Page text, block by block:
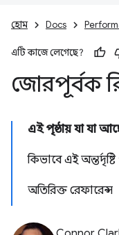
হোম Docs
এটি কাজে লেগেছে?
জোরপূর্বক
এই পৃষ্ঠায় যা যা
কিভাবে এই
অতিরিক্ত রেফারেন্স